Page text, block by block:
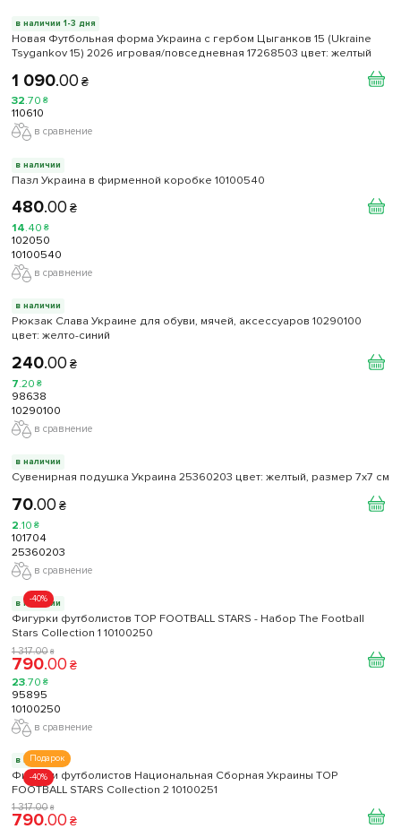
в наличии 1-3 дня
Новая Футбольная форма Украина с гербом Цыганков 15 (Ukraine
Tsygankov 15) 2026 игровая/повседневная 17268503 цвет: желтый
1 090.00 ₴
32.70 ₴
110610
в сравнение
в наличии
Пазл Украина в фирменной коробке 10100540
480.00 ₴
14.40 ₴
102050
10100540
в сравнение
в наличии
Рюкзак Слава Украине для обуви, мячей, аксессуаров 10290100
цвет: желто-синий
240.00 ₴
7.20 ₴
98638
10290100
в сравнение
в наличии
Сувенирная подушка Украина 25360203 цвет: желтый, размер 7x7 см
70.00 ₴
2.10 ₴
101704
25360203
в сравнение
-40%
в наличии
Фигурки футболистов TOP FOOTBALL STARS - Набор The Football
Stars Collection 1 10100250
1 317.00 ₴
790.00 ₴
23.70 ₴
95895
10100250
в сравнение
Подарок
-40%
в наличии
Фигурки футболистов Национальная Сборная Украины TOP
FOOTBALL STARS Collection 2 10100251
1 317.00 ₴
790.00 ₴